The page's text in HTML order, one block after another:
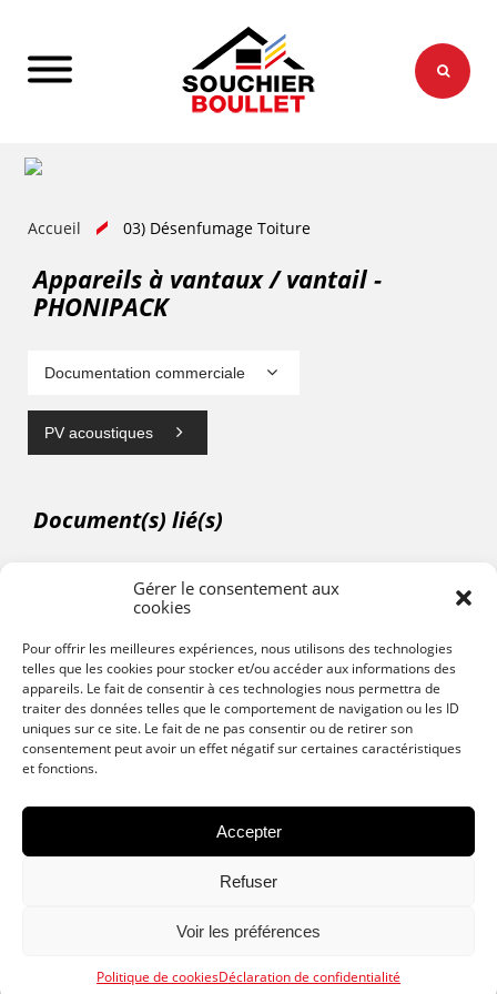
Gérer le consentement aux
cookies
Pour offrir les meilleures expériences, nous utilisons des technologies
telles que les cookies pour stocker et/ou accéder aux informations des
appareils. Le fait de consentir à ces technologies nous permettra de
traiter des données telles que le comportement de navigation ou les ID
uniques sur ce site. Le fait de ne pas consentir ou de retirer son
consentement peut avoir un effet négatif sur certaines caractéristiques
et fonctions.
Accepter
Refuser
Voir les préférences
Politique de cookiesDéclaration de confidentialité
Accueil 03) Désenfumage Toiture
Appareils à vantaux / vantail -
PHONIPACK
Documentation commerciale
PV acoustiques
Document(s) lié(s)
Documentation commerciale PhoniPack
Partager :